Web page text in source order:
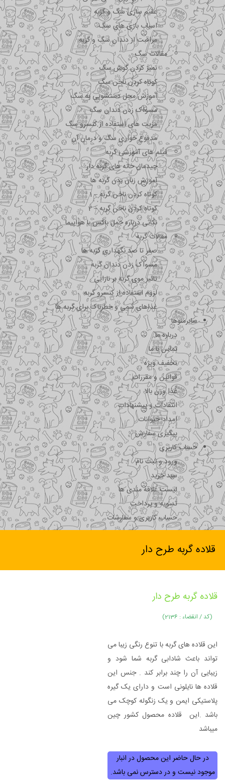
عقیم سازی سگ و گربه
اسباب بازی های سگ
مراقبت از دندان سگ و گربه
مقالات سگ
تمیز کردن گوش سگ
کوتاه کردن ناخن سگ
آموزش محل دستشویی به سگ
مسواک زدن دندان سگ
مزیت های استفاده از کنسرو سگ
مدفوع خواری سگ و درمان آن
فیلم های آموزشی گربه
چیدمان خانه های گربه دار
آموزش زبان بدن گربه ها
کوتاه کردن ناخن گربه – 1
کوتاه کردن ناخن گربه – 2
نکاتی درباره جمل باکس با هواپیما
مقالات گربه
صفر تا صد نگهداری گربه ها
مسواک زدن دندان گربه
تاثیر موی گربه بر نازایی
لزوم استفاده از کنسرو گربه
غذاهای سمی و خطرناک برای گربه ها
سایرمنوها
درباره ما
تماس با ما
تخفیف ویژه
قوانین و مقررات
غذا وزن بالا
انتقادات و پیشنهادات
امداد حیوانات
پیگیری سفارش
حساب کاربری
ورود و ثبت نام
سبد خرید
لیست علاقه مندی ها
تسویه و پرداخت
حساب کاربری و سفارشات
قلاده گربه طرح دار
قلاده گربه طرح دار
(کد / انقضاء : 2136)
این قلاده های گربه با تنوع رنگی زیبا می
تواند باعث شادابی گربه شما شود و
زیبایی آن را چند برابر کند . جنس این
قلاده ها نایلونی است و دارای یک گیره
پلاستیکی ایمن و یک زنگوله کوچک می
باشد .این قلاده محصول کشور چین
میباشد
در حال حاضر این محصول در انبار
موجود نیست و در دسترس نمی باشد.